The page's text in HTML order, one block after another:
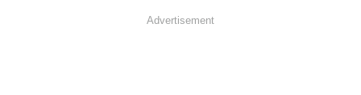
Advertisement